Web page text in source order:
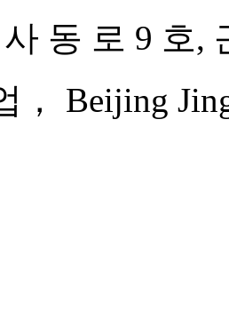
동 로 9 호,
， Beijing